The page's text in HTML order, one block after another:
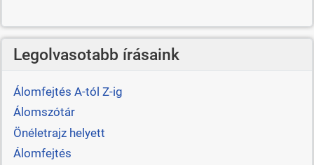
Legolvasotabb írásaink
Álomfejtés A-tól Z-ig
Álomszótár
Önéletrajz helyett
Álomfejtés